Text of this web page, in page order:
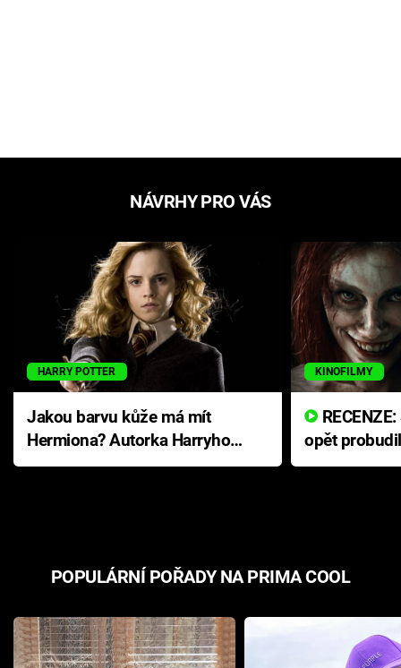
NÁVRHY PRO VÁS
HARRY POTTER
Jakou barvu kůže má mít
Hermiona? Autorka Harryho
Pottera přišla s ráznou
KINOFILMY
opět
přichází s
POPULÁRNÍ POŘADY NA PRIMA COOL